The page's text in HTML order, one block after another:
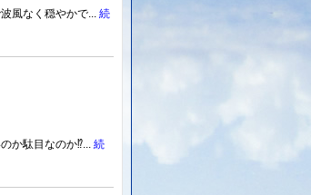
風なく穏やかで... 続
か駄目なのか⁉️... 続